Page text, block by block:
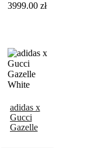
3999.00 zł
adidas x
Gucci
Gazelle